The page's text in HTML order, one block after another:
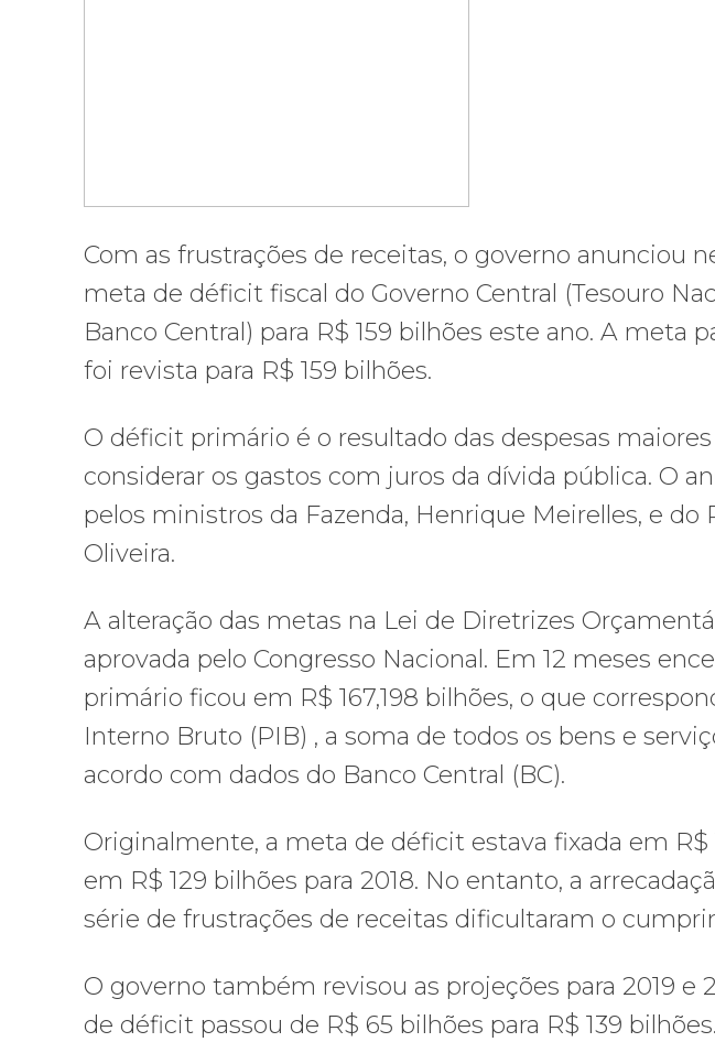
Com as frustrações de receitas, o governo anunciou
meta de déficit fiscal do Governo Central (Tesouro
Banco Central) para R$ 159 bilhões este ano. A meta
foi revista para R$ 159 bilhões.
O déficit primário é o resultado das despesas
considerar os gastos com juros da dívida pública. O
pelos ministros da Fazenda, Henrique Meirelles, e do
Oliveira.
A alteração das metas na Lei de Diretrizes
aprovada pelo Congresso Nacional. Em 12 meses
primário ficou em R$ 167,198 bilhões, o que
Interno Bruto (PIB) , a soma de todos os bens e
acordo com dados do Banco Central (BC).
Originalmente, a meta de déficit estava fixada em R$
em R$ 129 bilhões para 2018. No entanto, a
série de frustrações de receitas dificultaram o
O governo também revisou as projeções para 2019 e
de déficit passou de R$ 65 bilhões para R$ 139